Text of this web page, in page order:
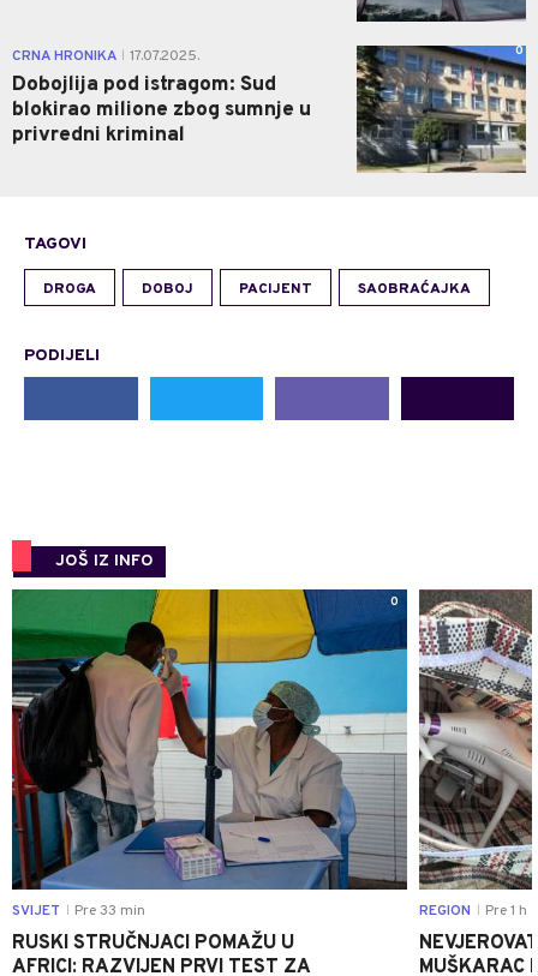
CRNA HRONIKA 17.07.2025.
Dobojlija pod istragom: Sud
blokirao milione zbog sumnje u
privredni kriminal
0
TAGOVI
DROGA DOBOJ PACIJENT SAOBRAĆAJKA
PODIJELI
JOŠ IZ INFO
0
SVIJET Pre 33 min
RUSKI STRUČNJACI POMAŽU U
AFRICI: RAZVIJEN PRVI TEST ZA
REGION Pre 1 h
MUŠKARAC